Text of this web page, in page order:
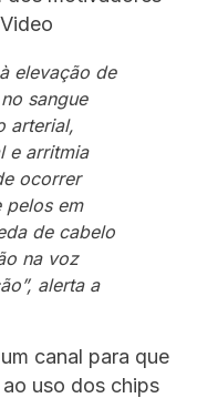
elevação de
sangue
arterial,
e arritmia
ocorrer
pelos em
de cabelo
na voz
alerta a
canal para que
uso dos chips